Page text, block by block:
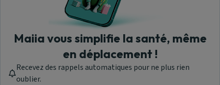
Maiia vous simplifie la santé, même
en déplacement !
Recevez des rappels automatiques pour ne plus rien
oublier.